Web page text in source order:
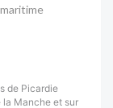
de Picardie
la Manche et sur